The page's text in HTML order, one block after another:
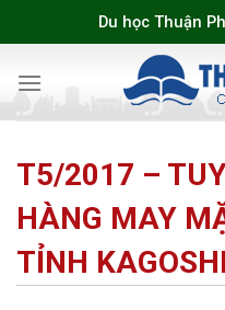
to
Du học Thuận
T5/2017 –
HÀNG MAY
TỈNH